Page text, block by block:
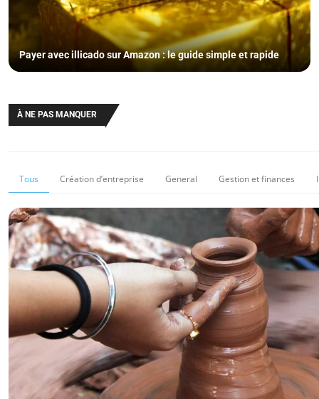
Payer avec illicado sur Amazon : le guide simple et rapide
À NE PAS MANQUER
Tous Création d’entreprise General Gestion et finances